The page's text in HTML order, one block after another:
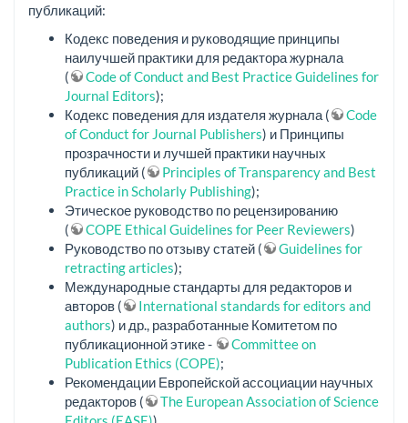
публикаций:
Кодекс поведения и руководящие принципы
наилучшей практики для редактора журнала
(
Code of Conduct and Best Practice Guidelines for
Journal Editors);
Кодекс поведения для издателя журнала (
Code
of Conduct for Journal Publishers) и Принципы
прозрачности и лучшей практики научных
публикаций (
Principles of Transparency and Best
Practice in Scholarly Publishing);
Этическое руководство по рецензированию
(
COPE Ethical Guidelines for Peer Reviewers)
Руководство по отзыву статей (
Guidelines for
retracting articles);
Международные стандарты для редакторов и
авторов (
International standards for editors and
authors) и др., разработанные Комитетом по
публикационной этике -
Committee on
Publication Ethics (COPE);
Рекомендации Европейской ассоциации научных
редакторов (
The European Association of Science